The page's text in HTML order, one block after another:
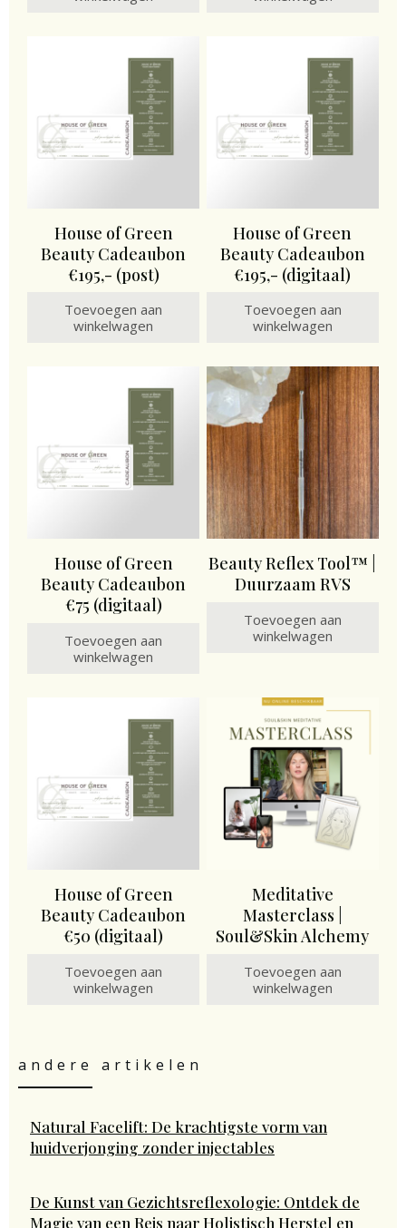
House of Green
Beauty Cadeaubon
€195,- (post)
Toevoegen aan
winkelwagen
House of Green
Beauty Cadeaubon
€195,- (digitaal)
Toevoegen aan
winkelwagen
House of Green
Beauty Cadeaubon
€75 (digitaal)
Toevoegen aan
winkelwagen
Beauty Reflex Tool™ |
Duurzaam RVS
Toevoegen aan
winkelwagen
House of Green
Beauty Cadeaubon
€50 (digitaal)
Toevoegen aan
winkelwagen
Meditative
Masterclass |
Soul&Skin Alchemy
Toevoegen aan
winkelwagen
andere artikelen
Natural Facelift: De krachtigste vorm van
huidverjonging zonder injectables
De Kunst van Gezichtsreflexologie: Ontdek de
Magie van een Reis naar Holistisch Herstel en